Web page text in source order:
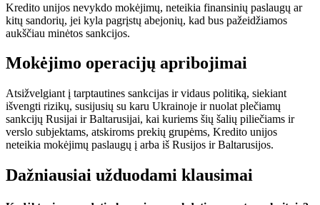
Kredito unijos nevykdo mokėjimų, neteikia finansinių paslaugų ar
kitų sandorių, jei kyla pagrįstų abejonių, kad bus pažeidžiamos
aukščiau minėtos sankcijos.
Mokėjimo operacijų apribojimai
Atsižvelgiant į tarptautines sankcijas ir vidaus politiką, siekiant
išvengti rizikų, susijusių su karu Ukrainoje ir nuolat plečiamų
sankcijų Rusijai ir Baltarusijai, kai kuriems šių šalių piliečiams ir
verslo subjektams, atskiroms prekių grupėms, Kredito unijos
neteikia mokėjimų paslaugų į arba iš Rusijos ir Baltarusijos.
Dažniausiai užduodami klausimai